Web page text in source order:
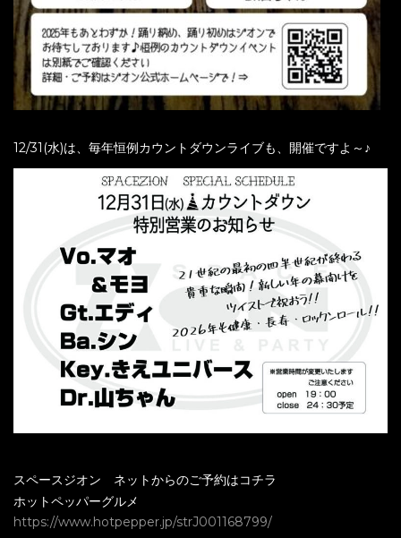
12/31(水)は、毎年恒例カウントダウンライブも、開催ですよ～♪
スペースジオン ネットからのご予約はコチラ
ホットペッパーグルメ
https://www.hotpepper.jp/strJ001168799/